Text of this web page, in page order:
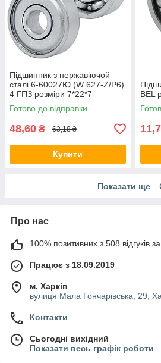
Підшипник з нержавіючой
сталі 6-60027Ю (W 627-Z/P6)
4 ГПЗ розміри 7*22*7
Готово до відправки
48,60 ₴ 63,18 ₴
Купити
BEL
Показати ще
Про нас
100% позитивних з 508 відгуків за
Працює з 18.09.2019
м. Харків
вулиця Мала Гончарівська, 29,
Контакти
Сьогодні вихідний
Показати весь графік роботи